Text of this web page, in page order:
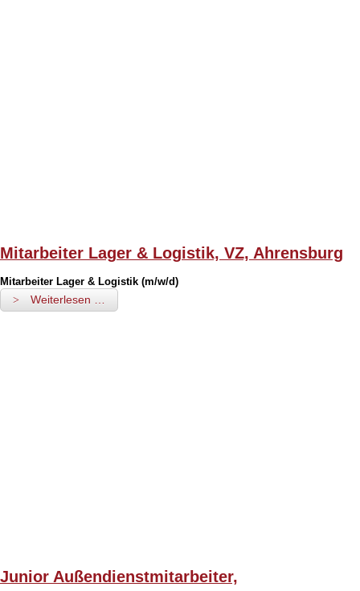
Mitarbeiter Lager & Logistik, VZ, Ahrensburg
Mitarbeiter Lager & Logistik (m/w/d)
Weiterlesen …
Junior Außendienstmitarbeiter,